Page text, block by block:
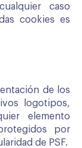
caso
cookies es
de los
logotipos,
elemento
por
de PSF.